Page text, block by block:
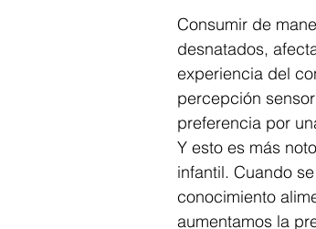
Consumir de
desnatados,
experiencia del
percepción
preferencia por
Y esto es más
infantil. Cuando
conocimiento
aumentamos la